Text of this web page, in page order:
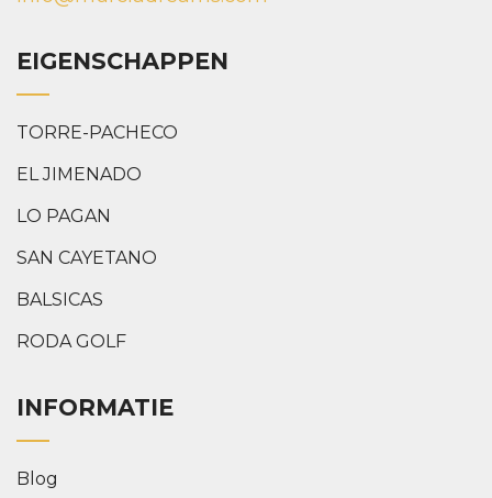
EIGENSCHAPPEN
TORRE-PACHECO
EL JIMENADO
LO PAGAN
SAN CAYETANO
BALSICAS
RODA GOLF
INFORMATIE
Blog